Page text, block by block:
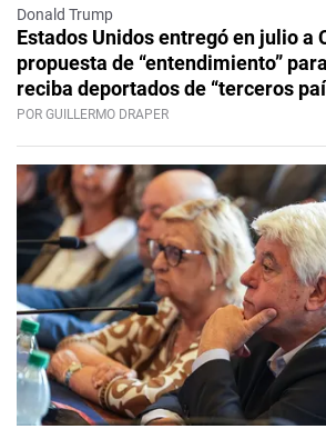
Donald Trump
Estados Unidos entregó en julio a
propuesta de “entendimiento”
reciba deportados de “terceros
POR GUILLERMO DRAPER